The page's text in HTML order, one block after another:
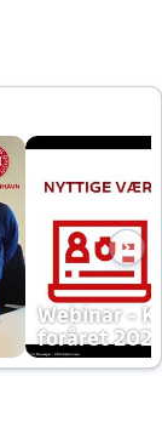
Webinar -
foråret